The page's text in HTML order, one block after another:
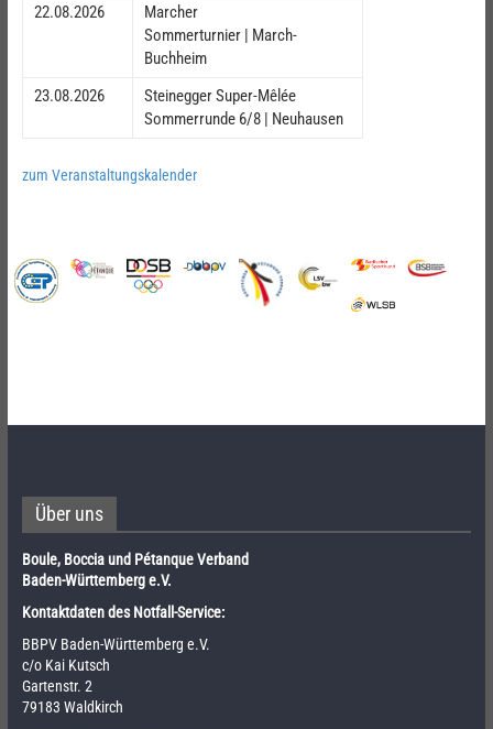
22.08.2026
Marcher
Sommerturnier | March-
Buchheim
23.08.2026
Steinegger Super-Mêlée
Sommerrunde 6/8 | Neuhausen
zum Veranstaltungskalender
Über uns
Boule, Boccia und Pétanque Verband
Baden-Württemberg e.V.
Kontaktdaten des Notfall-Service:
BBPV Baden-Württemberg e.V.
c/o Kai Kutsch
Gartenstr. 2
79183 Waldkirch